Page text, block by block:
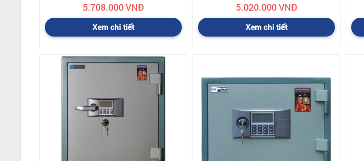
5.708.000 VNĐ
Xem chi tiết
5.020.000 VNĐ
Xem chi tiết